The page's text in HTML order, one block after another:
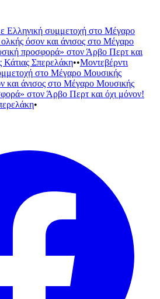
Ελληνική συμμετοχή στο Μέγαρο
όσον και άνισος στο Μέγαρο
προσφορά» στον Άρβο Περτ και
Σπερελάκη••Μοντεβέρντι
στο Μέγαρο Μουσικής
και άνισος στο Μέγαρο Μουσικής
στον Άρβο Περτ και όχι μόνον!
•